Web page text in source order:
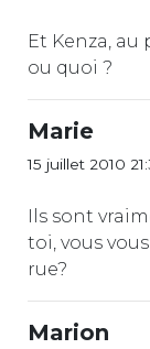
Et Kenza,
ou quoi ?
Marie
15 juillet 2010
Ils sont
toi, vous
rue?
Marion